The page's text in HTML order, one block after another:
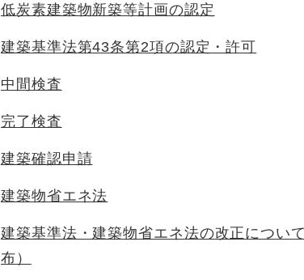
低炭素建築物新築等計画の認定
建築基準法第43条第2項の認定・許可
中間検査
完了検査
建築確認申請
建築物省エネ法
建築基準法・建築物省エネ法の改正につい
布）